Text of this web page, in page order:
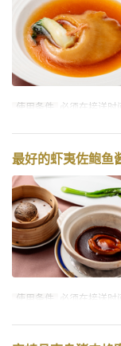
使用条件 必须在接送
最好的虾夷佐鲍鱼
使用条件 必须在接送